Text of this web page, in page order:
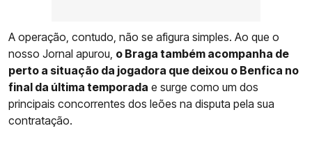
A operação, contudo, não se afigura simples. Ao que o
nosso Jornal apurou, o Braga também acompanha de
perto a situação da jogadora que deixou o Benfica no
final da última temporada e surge como um dos
principais concorrentes dos leões na disputa pela sua
contratação.